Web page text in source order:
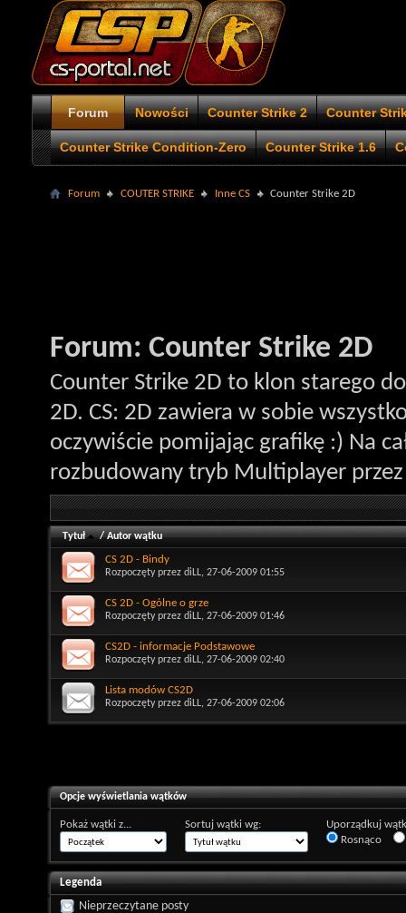
Forum Nowości Counter Strike 2 Counter
Counter Strike Condition-Zero Counter Strike 1.6
Forum COUTER STRIKE Inne CS Counter Strike 2D
Forum: Counter Strike 2D
Counter Strike 2D to klon starego
2D. CS: 2D zawiera w sobie
oczywiście pomijając grafikę :) Na
rozbudowany tryb Multiplayer
Tytuł /Autor wątku
CS 2D - Bindy
Rozpoczęty przez diLL, 27-06-2009 01:55
CS 2D - Ogólne o grze
Rozpoczęty przez diLL, 27-06-2009 01:46
CS2D - informacje Podstawowe
Rozpoczęty przez diLL, 27-06-2009 02:40
Lista modów CS2D
Rozpoczęty przez diLL, 27-06-2009 02:06
Opcje wyświetlania wątków
Pokaż wątki z... Sortuj wątki wg:
Uporządkuj
Rosnąco
Legenda
Nieprzeczytane posty